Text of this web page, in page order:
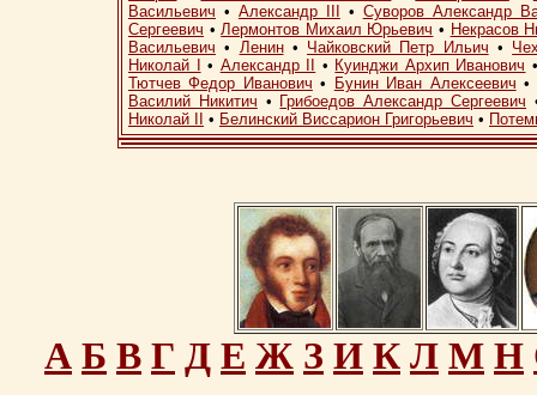
Васильевич • Александр III • Суворов Александр
Сергеевич •Лермонтов Михаил Юрьевич • Некрасов
Васильевич • Ленин• Чайковский Петр Ильич •
Николай I
• Александр II • Куинджи Архип Иванович
Тютчев Федор Иванович • Бунин Иван Алексеевич •
Василий Никитич • Грибоедов Александр Сергеевич
Николай II
• Белинский Виссарион Григорьевич •
А Б В Г Д Е Ж З И К Л М Н